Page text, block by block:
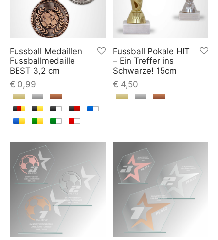
Fussball Medaillen
Fussballmedaille
BEST 3,2 cm
€ 0,99
Fussball Pokale HIT
– Ein Treffer ins
Schwarze! 15cm
€ 4,50